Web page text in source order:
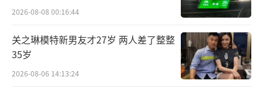
2026-08-08 00:16:44
关之琳模特新男友才27岁 两人差了整整
35岁
2026-08-06 14:13:24